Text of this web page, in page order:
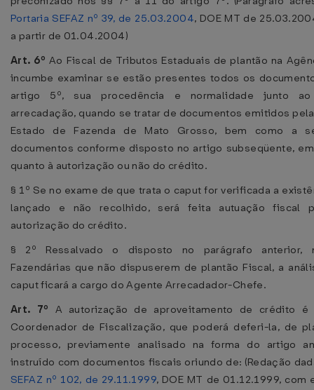
Portaria SEFAZ nº 39, de 25.03.2004, DOE MT de
a partir de 01.04.2004)
Art. 6º Ao Fiscal de Tributos Estaduais de plantão na
incumbe examinar se estão presentes todos os
artigo 5º, sua procedência e normalidade junto
arrecadação, quando se tratar de documentos emitidos
Estado de Fazenda de Mato Grosso, bem como a
documentos conforme disposto no artigo subseqüente,
quanto à autorização ou não do crédito.
§ 1º Se no exame de que trata o caput for verificada a
lançado e não recolhido, será feita autuação fiscal
autorização do crédito.
§ 2º Ressalvado o disposto no parágrafo anterior,
Fazendárias que não dispuserem de plantão Fiscal, a
caput ficará a cargo do Agente Arrecadador-Chefe.
Art. 7º A autorização de aproveitamento de crédito é
Coordenador de Fiscalização, que poderá deferi-la, de
processo, previamente analisado na forma do artigo
instruído com documentos fiscais oriundo de: (Redação
SEFAZ nº 102, de 29.11.1999, DOE MT de 01.12.1999,